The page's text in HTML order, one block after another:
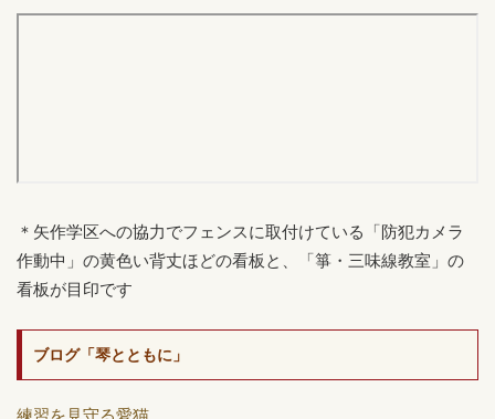
＊矢作学区への協力でフェンスに取付けている「防犯カメラ
作動中」の黄色い背丈ほどの看板と、「箏・三味線教室」の
看板が目印です
ブログ「琴とともに」
練習を見守る愛猫